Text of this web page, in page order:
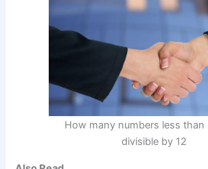
How many numbers less than
divisible by 12